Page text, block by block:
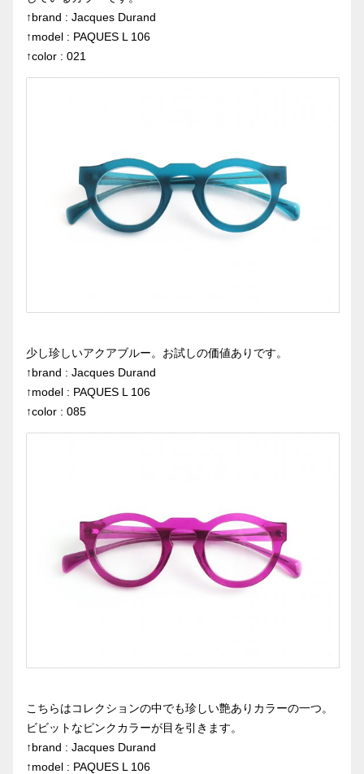
↑brand : Jacques Durand
↑model : PAQUES L 106
↑color : 021
少し珍しいアクアブルー。お試しの価値ありです。
↑brand : Jacques Durand
↑model : PAQUES L 106
↑color : 085
こちらはコレクションの中でも珍しい艶ありカラーの一つ。
ビビットなピンクカラーが目を引きます。
↑brand : Jacques Durand
↑model : PAQUES L 106